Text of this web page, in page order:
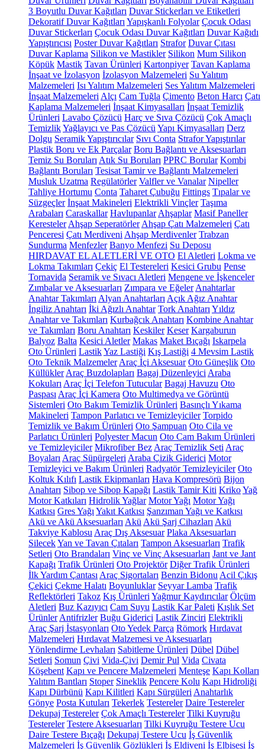
3 Boyutlu Duvar Kağıtları Duvar Stickerları ve Etiketleri
Dekoratif Duvar Kağıtları Yapışkanlı Folyolar Çocuk Odası
Duvar Stickerları Çocuk Odası Duvar Kağıtları Duvar Kağıdı
Yapıştırıcısı Poster Duvar Kağıtları Strafor Duvar Çıtası
Duvar Kaplama Silikon ve Mastikler Silikon Mum Silikon
Köpük Mastik Tavan Ürünleri Kartonpiyer Tavan Kaplama
İnşaat ve İzolasyon İzolasyon Malzemeleri Su Yalıtım
Malzemeleri Isı Yalıtım Malzemeleri Ses Yalıtım Malzemeleri
İnşaat Malzemeleri Alçı Cam Tuğla Çimento Beton Harcı Çatı
Kaplama Malzemeleri İnşaat Kimyasalları İnşaat Temizlik
Ürünleri Lavabo Çözücü Harç ve Sıva Çözücü Çok Amaçlı
TemizlikYağlayıcı ve Pas Çözücü Yapı Kimyasalları Derz
Dolgu Seramik Yapıştırıcılar Sıvı Conta Strafor Yapıştırılar
Plastik Boru ve Ek Parçalar Boru Bağlantı ve Aksesuarları
Temiz Su Boruları Atık Su Boruları PPRC Borular Kombi
Bağlantı Boruları Tesisat Tamir ve Bağlantı Malzemeleri
Musluk Uzatma Regülatörler Valfler ve Vanalar Nipeller
Tahliye Hortumu Conta Taharet Çubuğu Fittings Tıpalar ve
Süzgeçler İnşaat Makineleri Elektrikli Vinçler Taşıma
Arabaları Caraskallar Havlupanlar Ahşaplar Masif Paneller
Keresteler Ahşap Seperatörler Ahşap Çatı Malzemeleri Çatı
Penceresi Çatı Merdiveni Ahşap Merdivenler Trabzan
Sundurma Menfezler Banyo Menfezi Su Deposu
HIRDAVAT EL ALETLERİ VE OTO El Aletleri Lokma ve
Lokma Takımları Çekiç El Testereleri Kesici Grubu Pense
Tornavida Seramik ve Sıvacı Aletleri Mengene ve İşkenceler
Zımbalar ve Aksesuarları Zımpara ve Eğeler Anahtarlar
Anahtar Takımları Alyan Anahtarları Açık Ağız Anahtar
İngiliz Anahtarı İki Ağızlı Anahtar Tork Anahtarı Yıldız
Anahtar ve Takımları Kurbağcık Anahtarı Kombine Anahtar
ve Takımları Boru Anahtarı Keskiler Keser Kargaburun
Balyoz Balta Kesici Aletler Makas Maket Bıçağı Iskarpela
Oto Ürünleri LastikYaz Lastiği Kış Lastiği 4 Mevsim Lastik
Oto Teknik Malzemeler Araç İçi Aksesuar Oto Güneşlik Oto
Küllükler Araç Buzdolapları Bagaj Düzenleyici Araba
Kokuları Araç İçi Telefon Tutucular Bagaj Havuzu Oto
Paspası Araç İçi Kamera Oto Multimedya ve Görüntü
Sistemleri Oto Bakım Temizlik Ürünleri Basınçlı Yıkama
Makineleri Tampon Parlatıcı ve Temizleyiciler Torpido
Temizlik ve Bakım Ürünleri Oto Şampuan Oto Cila ve
Parlatıcı Ürünleri Polyester Macun Oto Cam Bakım Ürünleri
ve Temizleyiciler Mikrofiber Bez Araç Temizlik Seti Araç
Boyaları Araç Süpürgeleri Araba Çizik Giderici Motor
Temizleyici ve Bakım Ürünleri Radyatör Temizleyiciler Oto
Koltuk Kılıfı Lastik Ekipmanları Hava Kompresörü Bijon
Anahtarı Sibop ve Sibop Kapağı Lastik Tamir Kiti KrikoYağ
Motor Katkıları Hidrolik Yağlar Motor Yağı Motor Yağı
Katkısı Gres Yağı Yakıt Katkısı Şanzıman Yağı ve Katkısı
Akü ve Akü Aksesuarları Akü Akü Şarj Cihazları Akü
Takviye Kablosu Araç Dış Aksesuar Plaka Aksesuarları
SilecekYan ve Tavan Çıtaları Tampon Aksesuarları Trafik
Setleri Oto Brandaları Vinç ve Vinç Aksesuarları Jant ve Jant
Kapağı Trafik Ürünleri Oto Projektör Diğer Trafik Ürünleri
İlk Yardım Çantası Araç Sigortaları Benzin Bidonu Acil Çıkış
Çekici Çekme Halatı Boyunluklar Seyyar Lamba Trafik
Reflektörleri Takoz Kış Ürünleri Yağmur Kaydırıcılar Ölçüm
Aletleri Buz Kazıyıcı Cam Suyu Lastik Kar Paleti Kışlık Set
Ürünler Antifrizler Buğu Giderici Lastik Zinciri Elektrikli
Araç Şarj İstasyonları Oto Yedek Parça Römork Hırdavat
Malzemeleri Hırdavat Malzemesi ve Aksesuarları
Yönlendirme Levhaları Sabitleme Ürünleri Dübel Dübel
Setleri Somun Çivi Vida-Çivi Demir Pul Vida Civata
Köşebent Kapı ve Pencere Malzemeleri Menteşe Kapı Kolları
Yalıtım Bantları Stoper Sineklik Pencere Kolu Kapı Hidroliği
Kapı Dürbünü Kapı Kilitleri Kapı Sürgüleri Anahtarlık
Gönye Posta Kutuları Tekerlek Testereler Daire Testereler
Dekupaj Testereler Çok Amaçlı Testereler Tilki Kuyruğu
Testereler Testere Aksesuarları Tilki Kuyruğu Testere Ucu
Daire Testere Bıçağı Dekupaj Testere Ucu İş Güvenlik
Malzemeleri İş Güvenlik Gözlükleri İş Eldiveni İş Elbisesi İş